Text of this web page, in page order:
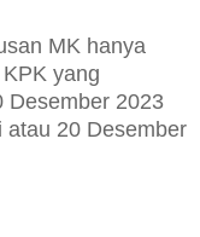
MK hanya
yang
Desember 2023
atau 20 Desember